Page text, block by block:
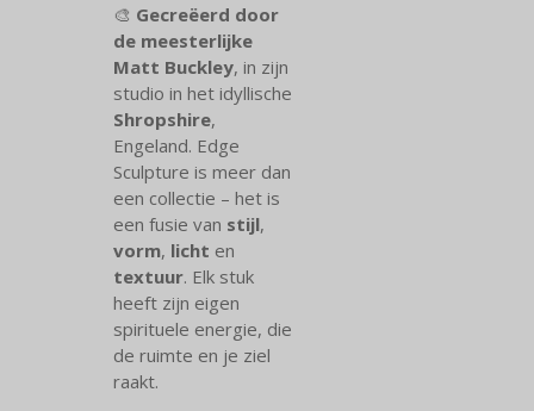
🎨 Gecreëerd door
de meesterlijke
Matt Buckley, in zijn
studio in het idyllische
Shropshire,
Engeland. Edge
Sculpture is meer dan
een collectie – het is
een fusie van stijl,
vorm, licht en
textuur. Elk stuk
heeft zijn eigen
spirituele energie, die
de ruimte en je ziel
raakt.